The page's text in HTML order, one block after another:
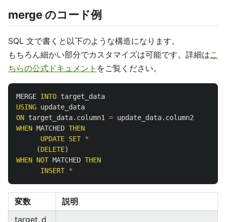
merge のコード例
SQL 文で書くと以下のような構造になります。
もちろん細かい部分でカスタマイズは可能です。詳細はこ
ちらの公式ドキュメント をご覧ください。
MERGE INTO target_data
USING update_data
ON target_data. column1 = update_data. column2
WHEN MATCHED THEN
UPDATE SET *
(DELETE)
WHEN NOT MATCHED THEN
INSERT *
変数
説明
target_d